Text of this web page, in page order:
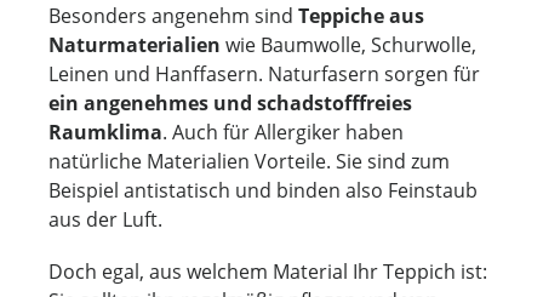
Besonders angenehm sind Teppiche aus
Naturmaterialien wie Baumwolle, Schurwolle,
Leinen und Hanffasern. Naturfasern sorgen für
ein angenehmes und schadstofffreies
Raumklima. Auch für Allergiker haben
natürliche Materialien Vorteile. Sie sind zum
Beispiel antistatisch und binden also Feinstaub
aus der Luft.
Doch egal, aus welchem Material Ihr Teppich ist: